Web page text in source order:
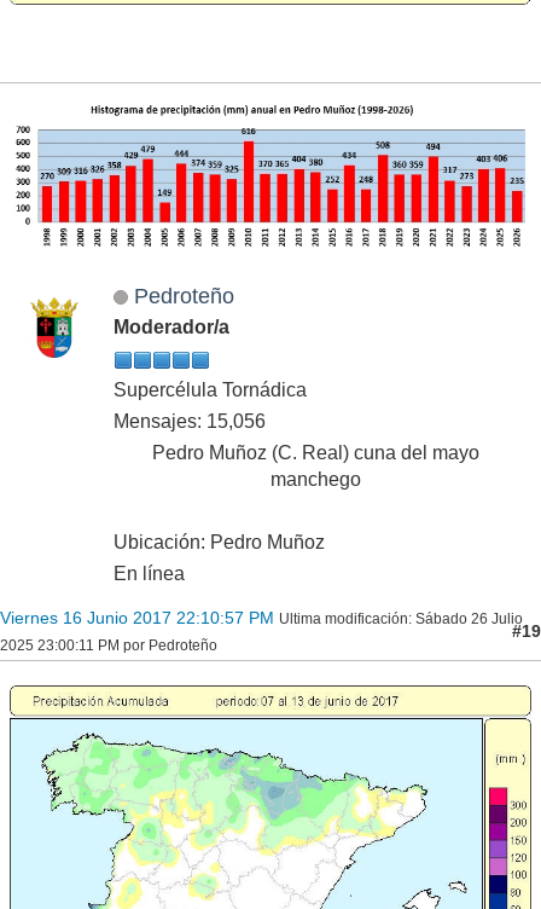
Pedroteño
Moderador/a
Supercélula Tornádica
Mensajes: 15,056
Pedro Muñoz (C. Real) cuna del mayo
manchego
Ubicación: Pedro Muñoz
En línea
Viernes 16 Junio 2017 22:10:57 PM Ultima modificación: Sábado 26 Julio
2025 23:00:11 PM por Pedroteño
#19